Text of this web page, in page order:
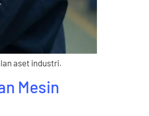
aset industri.
Mesin